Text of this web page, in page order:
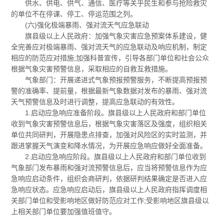
供水、供电、供气、通信、医疗等关乎民生和参与抢险救灾
的单位不在停课、停工、停运范围之列。
(六)强化极端暴雨、强对流天气应急联动
旗县级以上人民政府：加强气象灾害应急预案体系建设，健
全完善应对极端暴雨、强对流天气的应急联动及响应机制，制定
相应的防范应对措施;加强科普宣传，引导各部门单位和社会公众
根据气象灾害预警信息，采取相应的自救互救措施。
气象部门：开展递进式气象预报预警服务，不断提高预报预
警的准确率、提前量，根据最新气象数据对发布的暴雨、强对流
天气预警信息及时进行调整，提高应急联动的有效性。
1.启动应急响应准备阶段。旗县级以上人民政府和部门单位
收到气象灾害预警信息后，根据气象灾害落区及强度，组织相关
单位共同研判，开展隐患点排查，加强对风险区的实时监测，并
跟进掌握天气演变和降水情况，为开展应急响应做好全面准备。
2.启动应急响应阶段。旗县级以上人民政府和部门单位收到
气象部门发布暴雨和强对流预警信息后，应当将预警信息作为应
急响应启动条件，组织会商研判，依据研判结果确定是否进入应
急响应状态。应急响应启动后，旗县级以上人民政府指挥调度相
关部门单位和受影响地区做好防范应对工作;受影响地区旗县级以
上相关部门单位要加强值班值守。